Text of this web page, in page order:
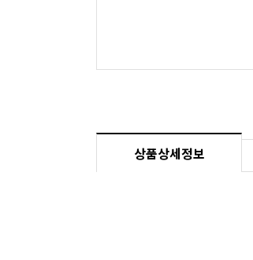
상품상세정보